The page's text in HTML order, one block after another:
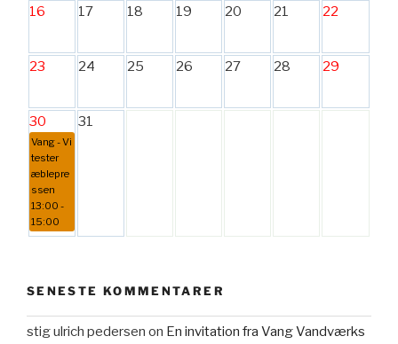
16 17 18 19 20 21 22
23 24 25 26 27 28 29
30
Vang - Vi
tester
æblepre
ssen
13:00 -
15:00
31
SENESTE KOMMENTARER
stig ulrich pedersen on En invitation fra Vang Vandværks